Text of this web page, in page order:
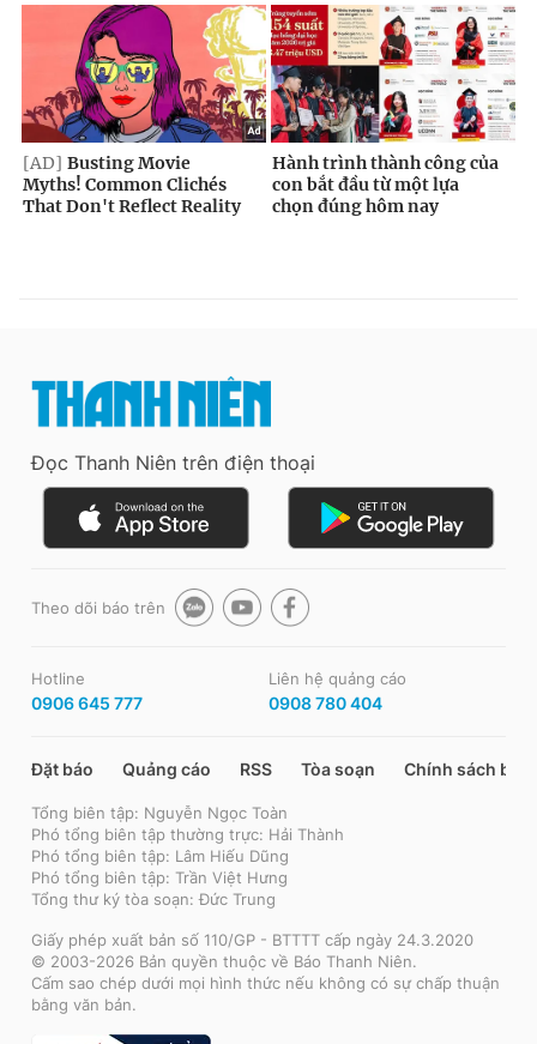
Đọc Thanh Niên trên điện thoại
Theo dõi báo trên
Hotline
0906 645 777
Liên hệ quảng cáo
0908 780 404
Đặt báo Quảng cáo RSS Tòa soạn Chính sách bảo
Tổng biên tập: Nguyễn Ngọc Toàn
Phó tổng biên tập thường trực: Hải Thành
Phó tổng biên tập: Lâm Hiếu Dũng
Phó tổng biên tập: Trần Việt Hưng
Tổng thư ký tòa soạn: Đức Trung
Giấy phép xuất bản số 110/GP - BTTTT cấp ngày 24.3.2020
© 2003-2026 Bản quyền thuộc về Báo Thanh Niên.
Cấm sao chép dưới mọi hình thức nếu không có sự chấp thuận
bằng văn bản.